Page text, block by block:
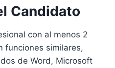
Candidato
con al menos 2
funciones similares,
de Word, Microsoft